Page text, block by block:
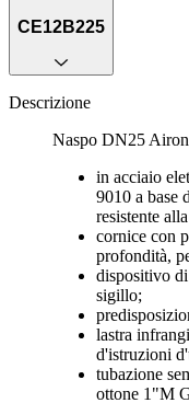
CE12B225
Descrizione
Naspo DN25
in acciaio
9010 a base
resistente
cornice con
profondità,
dispositivo
sigillo;
lastra
d'istruzioni
tubazione
ottone 1"M